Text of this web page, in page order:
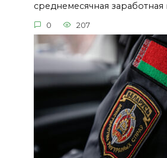
среднемесячная заработная
0 207